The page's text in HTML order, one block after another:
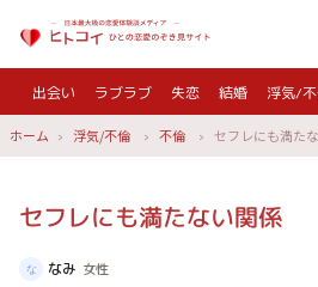
出会い ラブラブ 失恋 結婚 浮気/
ホーム 浮気/不倫 不倫 セフレにも満た
セフレにも満たない関係
なみ 女性